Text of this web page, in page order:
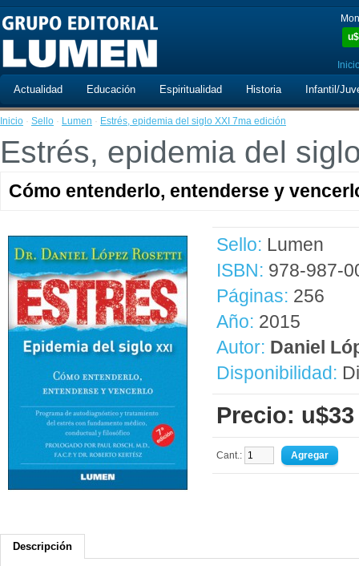
u$
Actualidad Educación Espiritualidad Historia Infantil/
Inicio · Sello · Lumen · Estrés, epidemia del siglo XXI 7ma edición
Estrés, epidemia del
Cómo entenderlo, entenderse y
Sello: Lumen
ISBN: 978-987-
Páginas: 256
Año: 2015
Autor: Daniel
Disponibilidad:
Precio: u$33
Cant.:
Descripción